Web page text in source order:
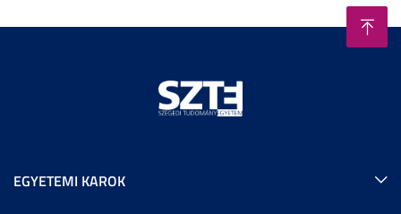
EGYETEMI KAROK